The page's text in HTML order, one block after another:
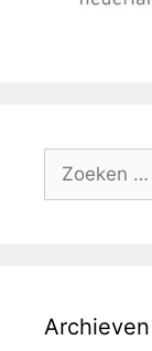
Archieven